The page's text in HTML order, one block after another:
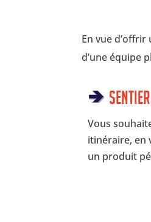
En vue
d’une équipe
Vous
itinéraire, en
un produit